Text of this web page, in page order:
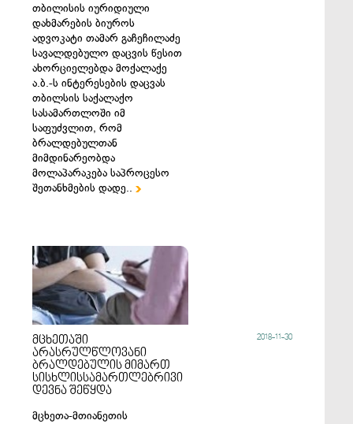
თბილისის იურიდიული
დახმარების ბიუროს
ადვოკატი თამარ გაჩეჩილაძე
სავალდებულო დაცვის წესით
ახორციელებდა მოქალაქე
ა.ბ.-ს ინტერესების დაცვას
თბილსის საქალაქო
სასამართლოში იმ
საფუძვლით, რომ
ბრალდებულთან
მიმდინარეობდა
მოლაპარაკება საპროცესო
შეთანხმების დადე..
მცხეთაში
არასრულწლოვანი
ბრალდებულის მიმართ
სისხლისსამართლებრივი
დევნა შეწყდა
მცხეთა-მთიანეთის
2018-11-30